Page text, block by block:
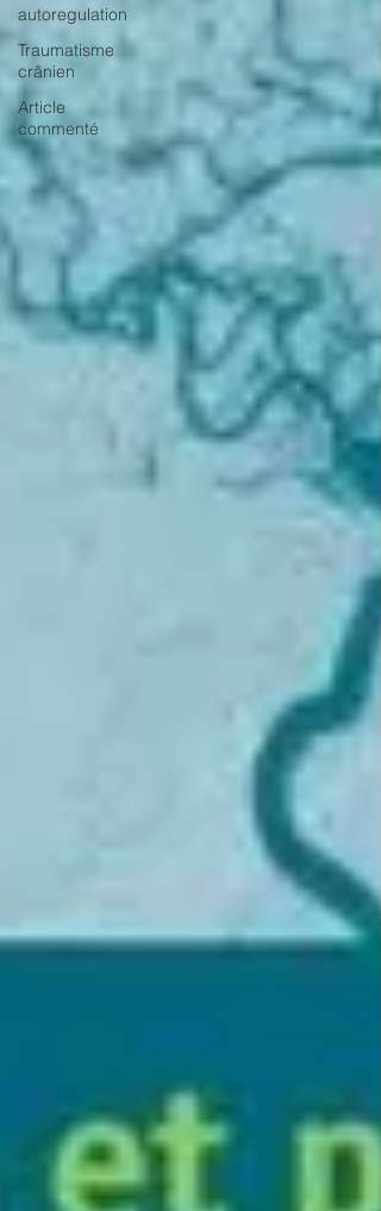
autoregulation
Traumatisme
crânien
Article
commenté